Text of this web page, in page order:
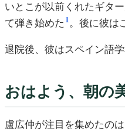
いとこが以前くれたギタ
て弾き始めた 1 。後に彼は
退院後、彼はスペイン語
おはよう、朝の
盧広仲が注目を集めたの